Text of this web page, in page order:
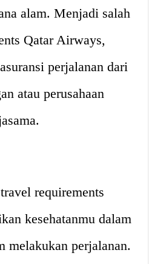
alam. Menjadi salah
Qatar Airways,
perjalanan dari
atau perusahaan
requirements
kesehatanmu dalam
melakukan perjalanan.